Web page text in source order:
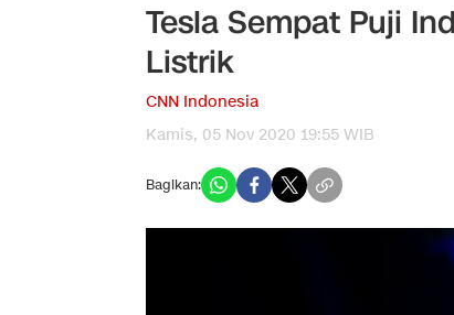
Tesla Sempat Puji
Listrik
CNN Indonesia
Kamis, 05 Nov 2020 19:55 WIB
Bagikan: